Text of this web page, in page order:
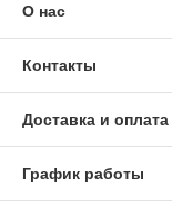
О нас
Контакты
Доставка и оплата
График работы